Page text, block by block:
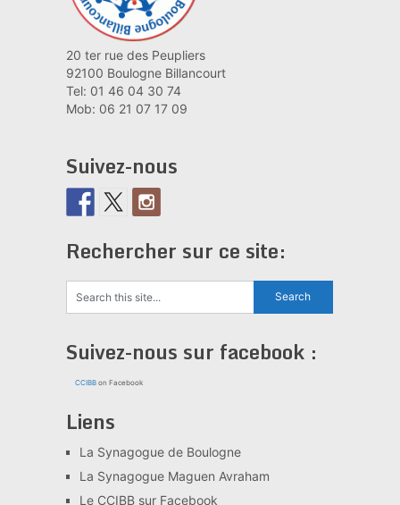
20 ter rue des Peupliers
92100 Boulogne Billancourt
Tel: 01 46 04 30 74
Mob: 06 21 07 17 09
Suivez-nous
Rechercher sur ce site:
Suivez-nous sur facebook :
CCIBBon Facebook
Liens
La Synagogue de Boulogne
La Synagogue Maguen Avraham
Le CCIBB sur Facebook